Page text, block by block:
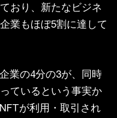
おり、新たなビジネ
業もほぼ5割に達して
業の4分の3が、同時
ているという事実か
が利用・取引され